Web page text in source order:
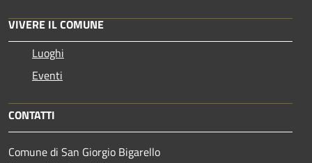
VIVERE IL COMUNE
Luoghi
Eventi
CONTATTI
Comune di San Giorgio Bigarello